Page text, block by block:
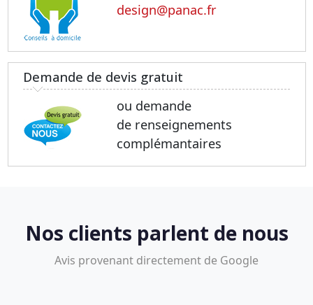
design@panac.fr
Demande de devis gratuit
ou demande
de renseignements
complémantaires
Nos clients parlent de nous
Avis provenant directement de Google